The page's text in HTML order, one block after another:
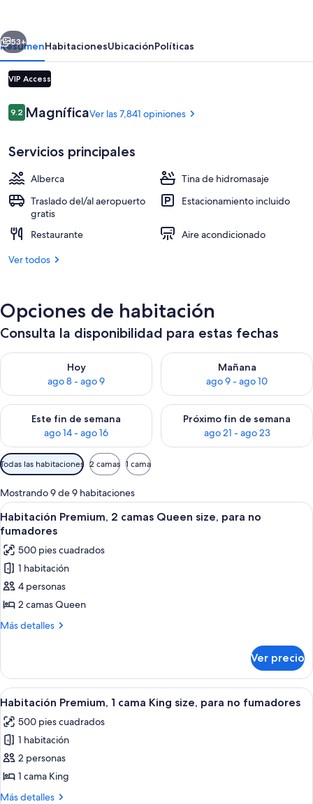
and
Spa
Alberca al aire libre, sombrillas en la
Siguiente
53+
ResumenHabitacionesUbicaciónPolíticas
VIP Access
Opiniones
9.29.2 de 10,
MagníficaVer las 7,841 opiniones
Servicios principales
Alberca
Tina de hidromasaje
Traslado del/al aeropuerto
gratis
Estacionamiento incluido
Restaurante
Aire acondicionado
Ver todos
Opciones de habitación
Consulta la disponibilidad para estas fechas
Hoy
ago 8 - ago 9
Consulta la disponibilidad para hoy ago 8 - ago 9
Mañana
ago 9 - ago 10
Consulta la disponibilidad
Este fin de semana
ago 14 - ago 16
Consulta la disponibilidad para este fin de semana ago 14 -
Próximo fin de semana
ago 21 - ago 23
Consulta la disponibilidad
Filtros
disponibles
para
las
habitaciones
Todas las habitaciones 2 camas 1 cama
Mostrando 9 de 9 habitaciones
Abrir
todas
las
fotos
de
Habitación
Premium,
2
size,
para
no
fumadores
Habitación de hotel con dos camas,
7
Habitación Premium, 2 camas Queen size, para no
fumadores
500 pies cuadrados
1 habitación
4 personas
2 camas Queen
Más detalles
Más
Premium,
camas
size,
para
no
fumadores
Ver precio
Abrir
todas
las
fotos
de
Habitación
Premium,
Una habitación de hotel con una
7
Habitación Premium, 1 cama King size, para no fumadores
500 pies cuadrados
1 habitación
2 personas
1 cama King
Más detalles
Más